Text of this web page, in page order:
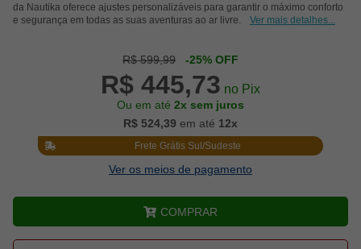
da Nautika oferece ajustes personalizáveis para garantir o máximo conforto
e segurança em todas as suas aventuras ao ar livre.
Ver mais detalhes...
R$ 599,99 -25% OFF
R$ 445,73 no Pix
Ou em até 2x sem juros
R$ 524,39 em até 12x
Frete Grátis Sul/Sudeste
Ver os meios de pagamento
COMPRAR